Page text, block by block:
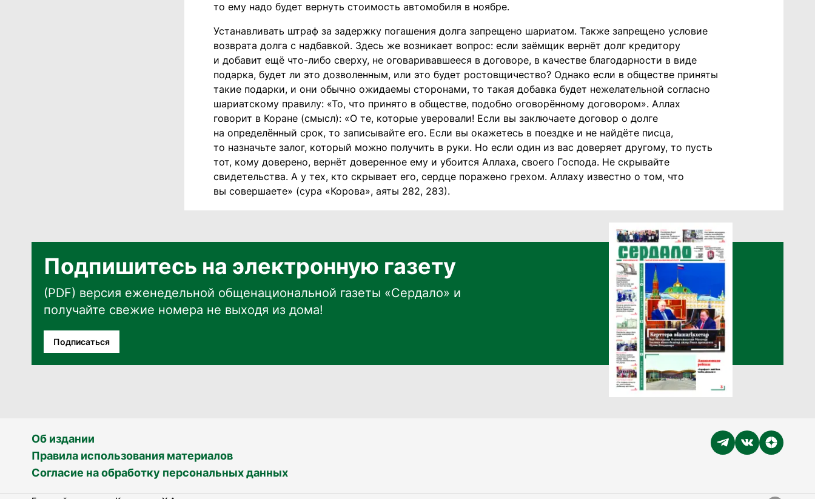
то ему надо будет вернуть стоимость автомобиля в ноябре.
Устанавливать штраф за задержку погашения долга запрещено шариатом. Также запрещено условие
возврата долга с надбавкой. Здесь же возникает вопрос: если заёмщик вернёт долг кредитору
и добавит ещё что-либо сверху, не оговаривавшееся в договоре, в качестве благодарности в виде
подарка, будет ли это дозволенным, или это будет ростовщичество? Однако если в обществе приняты
такие подарки, и они обычно ожидаемы сторонами, то такая добавка будет нежелательной согласно
шариатскому правилу: «То, что принято в обществе, подобно оговорённому договором». Аллах
говорит в Коране (смысл): «О те, которые уверовали! Если вы заключаете договор о долге
на определённый срок, то записывайте его. Если вы окажетесь в поездке и не найдёте писца,
то назначьте залог, который можно получить в руки. Но если один из вас доверяет другому, то пусть
тот, кому доверено, вернёт доверенное ему и убоится Аллаха, своего Господа. Не скрывайте
свидетельства. А у тех, кто скрывает его, сердце поражено грехом. Аллаху известно о том, что
вы совершаете» (сура «Корова», аяты 282, 283).
Подпишитесь на электронную газету
(PDF) версия еженедельной общенациональной газеты «Сердало» и
получайте свежие номера не выходя из дома!
Подписаться
Об издании
Правила использования материалов
Согласие на обработку персональных данных